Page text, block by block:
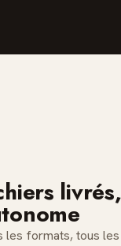
les formats, tous